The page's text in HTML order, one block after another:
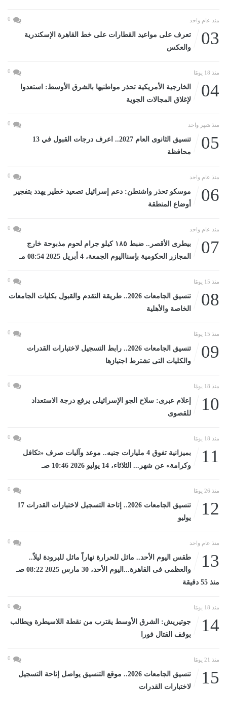
منذ عام واحد 0
03
تعرف على مواعيد القطارات على خط القاهرة الإسكندرية
والعكس
منذ 18 يومًا 0
04
الخارجية الأمريكية تحذر مواطنيها بالشرق الأوسط: استعدوا
لإغلاق المجالات الجوية
منذ شهر واحد 0
05
تنسيق الثانوى العام 2027.. اعرف درجات القبول في 13
محافظة
منذ عام واحد 0
06
موسكو تحذر واشنطن: دعم إسرائيل تصعيد خطير يهدد بتفجير
أوضاع المنطقة
منذ عام واحد 0
07
بيطرى الأقصر.. ضبط ١٨٥ كيلو جرام لحوم مذبوحة خارج
المجازر الحكومية بإسنااليوم الجمعة، 4 أبريل 2025 08:54 مـ
منذ 15 يومًا 0
08
تنسيق الجامعات 2026.. طريقة التقدم والقبول بكليات الجامعات
الخاصة والأهلية
منذ 15 يومًا 0
09
تنسيق الجامعات 2026.. رابط التسجيل لاختبارات القدرات
والكليات التى تشترط اجتيازها
منذ 18 يومًا 0
10
إعلام عبرى: سلاح الجو الإسرائيلى يرفع درجة الاستعداد
للقصوى
منذ 18 يومًا 0
11
بميزانية تفوق 4 مليارات جنيه.. موعد وآليات صرف «تكافل
وكرامة» عن شهر... الثلاثاء، 14 يوليو 2026 10:46 صـ
منذ 26 يومًا 0
12
تنسيق الجامعات 2026.. إتاحة التسجيل لاختبارات القدرات 17
يوليو
منذ عام واحد 0
13
طقس اليوم الأحد.. مائل للحرارة نهاراً مائل للبرودة ليلاً..
والعظمى فى القاهرة...اليوم الأحد، 30 مارس 2025 08:22 صـ
منذ 55 دقيقة
منذ 18 يومًا 0
14
جوتيريش: الشرق الأوسط يقترب من نقطة اللاسيطرة ويطالب
بوقف القتال فورا
منذ 21 يومًا 0
15
تنسيق الجامعات 2026.. موقع التنسيق يواصل إتاحة التسجيل
لاختبارات القدرات